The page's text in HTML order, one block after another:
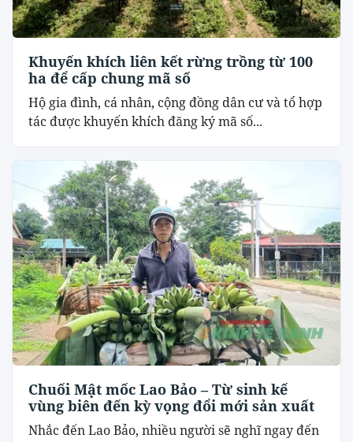
Khuyến khích liên kết rừng trồng từ 100
ha để cấp chung mã số
Hộ gia đình, cá nhân, cộng đồng dân cư và tổ hợp
tác được khuyến khích đăng ký mã số...
Chuối Mật mốc Lao Bảo – Từ sinh kế
vùng biên đến kỳ vọng đổi mới sản xuất
Nhắc đến Lao Bảo, nhiều người sẽ nghĩ ngay đến